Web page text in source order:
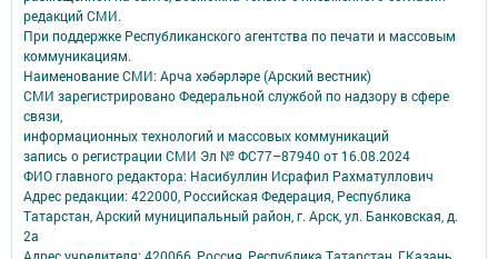
редакций СМИ.
При поддержке Республиканского агентства по печати и массовым
коммуникациям.
Наименование СМИ: Арча хәбәрләре (Арский вестник)
СМИ зарегистрировано Федеральной службой по надзору в сфере
связи,
информационных технологий и массовых коммуникаций
запись о регистрации СМИ Эл № ФС77–87940 от 16.08.2024
ФИО главного редактора: Насибуллин Исрафил Рахматуллович
Адрес редакции: 422000, Российская Федерация, Республика
Татарстан, Арский муниципальный район, г. Арск, ул. Банковская, д.
2а